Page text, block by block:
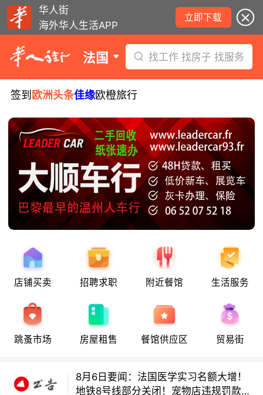
华人街
海外华人生活APP
立即下载
法国 找工作 找房子 找服务
签到 欧洲头条佳缘欧橙旅行
店铺买卖 招聘求职 附近餐馆 生活服务
跳蚤市场 房屋租售 餐馆供应区 贸易街
8月6日要闻：法国医学实习名额大增！
地铁8号线部分关闭！宠物店违规罚款出
炉！
巴黎地铁音乐家海选启动！
地铁8号线部分关闭！宠物店违规罚款出
炉！